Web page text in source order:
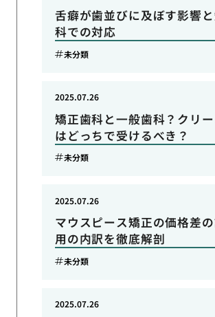
舌癖が歯並びに及ぼす影響
科での対応
未分類
矯正歯科と一般歯科？クリ
はどっちで受けるべき？
2025.07.26
未分類
マウスピース矯正の価格差
用の内訳を徹底解剖
2025.07.26
未分類
2025.07.26